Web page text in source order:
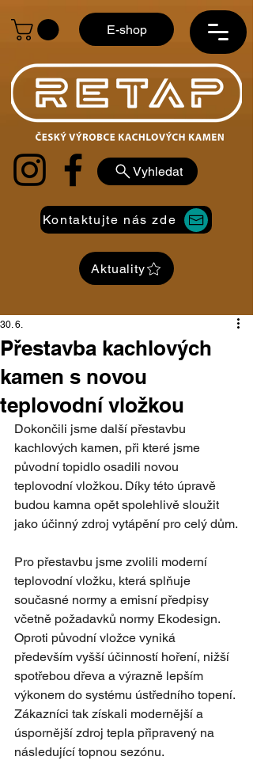
Vyhledat
E-shop
Kontaktujte nás zde
Aktuality
Přestavba kachlových
kamen s novou
teplovodní vložkou
30. 6.
Dokončili jsme další přestavbu
kachlových kamen, při které jsme
původní topidlo osadili novou
teplovodní vložkou. Díky této úpravě
budou kamna opět spolehlivě sloužit
jako účinný zdroj vytápění pro celý dům.
Pro přestavbu jsme zvolili moderní
teplovodní vložku, která splňuje
současné normy a emisní předpisy
včetně požadavků normy Ekodesign.
Oproti původní vložce vyniká
především vyšší účinností hoření, nižší
spotřebou dřeva a výrazně lepším
výkonem do systému ústředního topení.
Zákazníci tak získali modernější a
úspornější zdroj tepla připravený na
následující topnou sezónu.